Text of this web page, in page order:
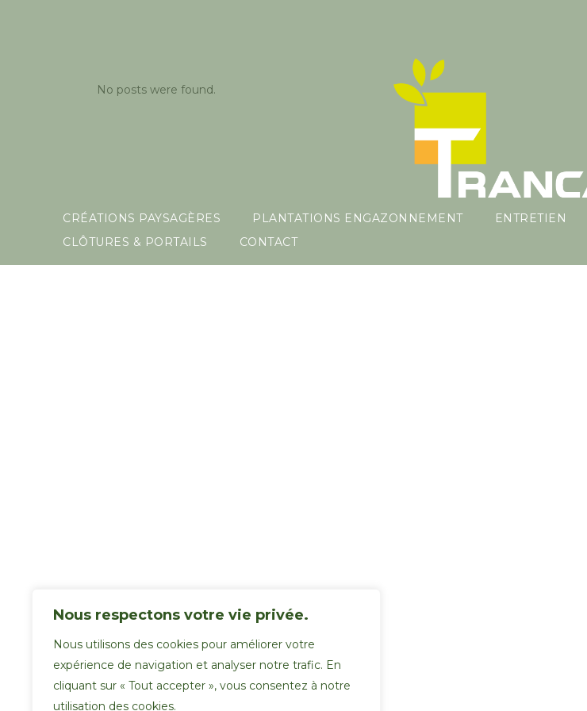
Nous respectons votre vie privée.
Nous utilisons des cookies pour améliorer votre
expérience de navigation et analyser notre trafic. En
cliquant sur « Tout accepter », vous consentez à notre
utilisation des cookies.
CRÉATIONS PAYSAGÈRES PLANTATIONS ENGAZONNEMENT ENTRETIEN
CLÔTURES & PORTAILS
CONTACT
No posts were found.